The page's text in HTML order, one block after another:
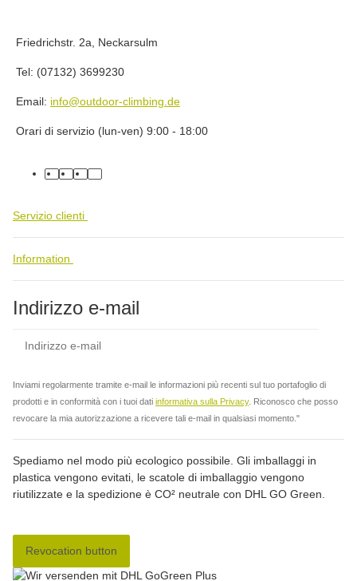
Friedrichstr. 2a, Neckarsulm
Tel: (07132) 3699230
Email: info@outdoor-climbing.de
Orari di servizio (lun-ven) 9:00 - 18:00
facebook
youtube
instagram
tiktok
Servizio clienti
Information
Indirizzo e-mail
Inviami regolarmente tramite e-mail le informazioni più recenti sul tuo portafoglio di
prodotti e in conformità con i tuoi dati informativa sulla Privacy. Riconosco che posso
revocare la mia autorizzazione a ricevere tali e-mail in qualsiasi momento."
Spediamo nel modo più ecologico possibile. Gli imballaggi in
plastica vengono evitati, le scatole di imballaggio vengono
riutilizzate e la spedizione è CO² neutrale con DHL GO Green.
Revocation button